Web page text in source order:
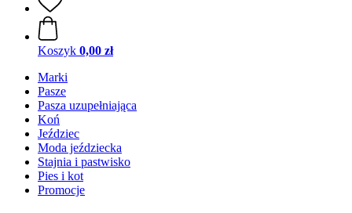
Koszyk 0,00 zł
Marki
Pasze
Pasza uzupełniająca
Koń
Jeździec
Moda jeździecka
Stajnia i pastwisko
Pies i kot
Promocje